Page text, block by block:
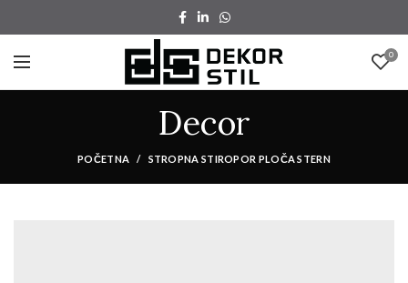
0
Decor
POČETNA STROPNA STIROPOR PLOČA STERN